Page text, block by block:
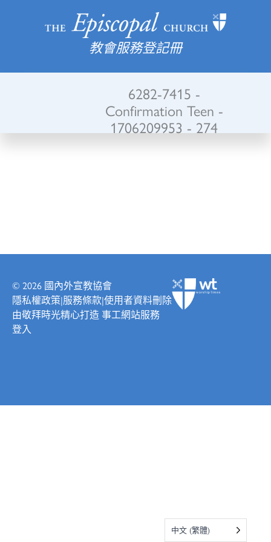
教會服務登記冊
6282-7415 -
Confirmation Teen -
1706209953 - 274
© 2026 國內外宣教協會
隱私權政策|服務條款|使用者資料刪除
由敬拜時光精心打造 事工網站服務
登入
中文 (繁體)